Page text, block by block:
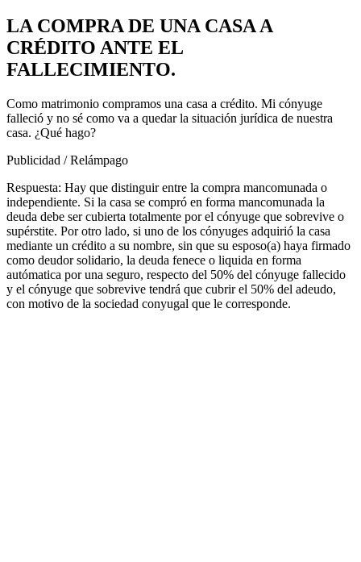
LA COMPRA DE UNA CASA A
CRÉDITO ANTE EL
FALLECIMIENTO.
Como matrimonio compramos una casa a crédito. Mi cónyuge
falleció y no sé como va a quedar la situación jurídica de nuestra
casa. ¿Qué hago?
Publicidad / Relámpago
Respuesta: Hay que distinguir entre la compra mancomunada o
independiente. Si la casa se compró en forma mancomunada la
deuda debe ser cubierta totalmente por el cónyuge que sobrevive o
supérstite. Por otro lado, si uno de los cónyuges adquirió la casa
mediante un crédito a su nombre, sin que su esposo(a) haya firmado
como deudor solidario, la deuda fenece o liquida en forma
autómatica por una seguro, respecto del 50% del cónyuge fallecido
y el cónyuge que sobrevive tendrá que cubrir el 50% del adeudo,
con motivo de la sociedad conyugal que le corresponde.